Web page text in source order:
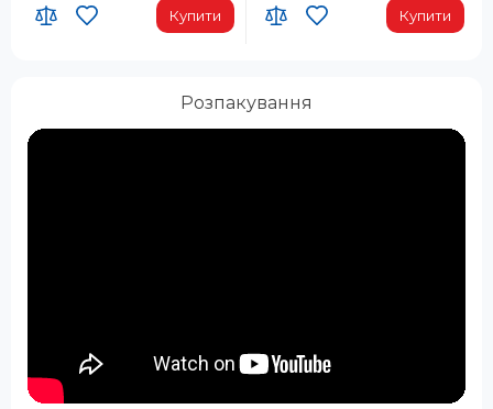
Купити Купити
Розпакування